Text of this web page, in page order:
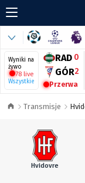
Wyniki na
żywo
78 live
Wszystkie
RAD 0
GÓR2
Przerwa
Transmisje
Hvidovre